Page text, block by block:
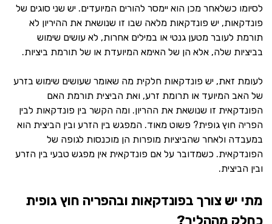
לסיומו כשלאחר מכן הוא יימסר להורים המיועדים. יש שני סוגים של
פונדקאות, יש פונדקאות מלאה שבו זו שנושאת את ההיריון לא
תורמת לעובר מטען גנטי או במילים אחרות, לא עושים שימוש
בביציות שלה, אלא הן של האימא המיועדת או של תורמת ביציות.
לעומת זאת, יש פונדקאות חלקית מה שאומר שעושים שימוש בזרע
של האב המיועד או תרומת זרע, ואת הביצית תורמת האם
הפונדקאית זו שנושאת את ההריון. ומה הקשר בין פונדקאות לבין
הפריה חוץ גופית? פשוט מאוד. המפגש בין הזרע ובין הביצית הוא
במעבדה ולאחר שהביציות מופרות הן מוכנסות לגופה של
הפונדקאית. כשמדובר על אם פונדקאית אין מפגש טבעי בין הזרע
ובין הביצית.
מתי יש צורך בפונדקאות ובהפריה חוץ גופית
כחלק מההליך?